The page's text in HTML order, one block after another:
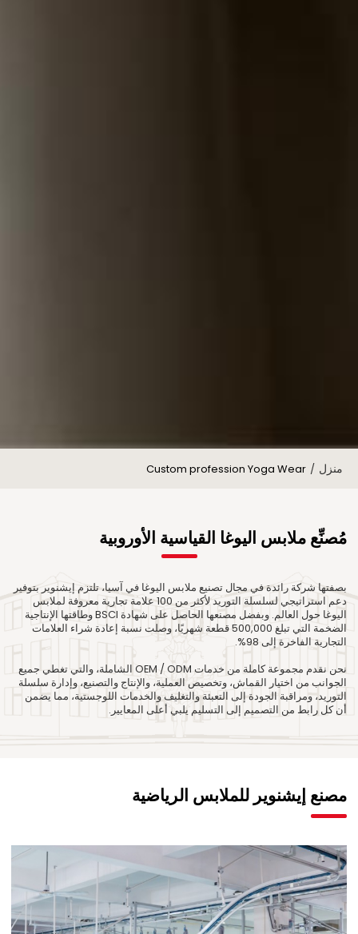
منزل /
Custom profession Yoga Wear
مُصنِّع ملابس اليوغا القياسية الأوروبية
بصفتها شركة رائدة في مجال تصنيع ملابس اليوغا في آسيا، تلتزم إيشنوير بتوفير
دعم استراتيجي لسلسلة التوريد لأكثر من 100 علامة تجارية معروفة لملابس
اليوغا حول العالم. وبفضل مصنعها الحاصل على شهادة BSCI وطاقتها الإنتاجية
الضخمة التي تبلغ 500,000 قطعة شهريًا، وصلت نسبة إعادة شراء العلامات
التجارية الفاخرة إلى 98%.
نحن نقدم مجموعة كاملة من خدمات OEM / ODM الشاملة، والتي تغطي جميع
الجوانب من اختيار القماش، وتخصيص العملية، والإنتاج والتصنيع، وإدارة سلسلة
التوريد، ومراقبة الجودة إلى التعبئة والتغليف والخدمات اللوجستية، مما يضمن
أن كل رابط من التصميم إلى التسليم يلبي أعلى المعايير.
مصنع إيشنوير للملابس الرياضية